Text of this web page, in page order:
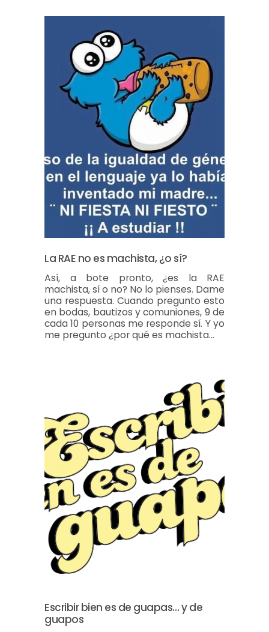
La RAE no es machista, ¿o sí?
Así, a bote pronto, ¿es la RAE
machista, sí o no? No lo pienses. Dame
una respuesta. Cuando pregunto esto
en bodas, bautizos y comuniones, 9 de
cada 10 personas me responde sí. Y yo
me pregunto ¿por qué es machista…
Escribir bien es de guapas… y de
guapos